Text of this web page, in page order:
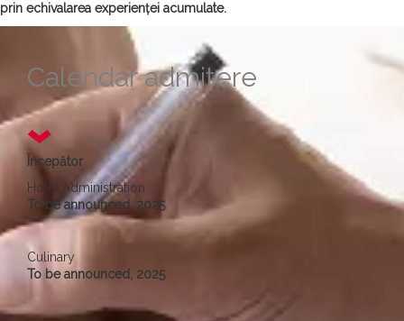
prin echivalarea experienței acumulate.
Calendar admitere
Începător
Hotel Administration
To be announced, 2025
Culinary
To be announced, 2025